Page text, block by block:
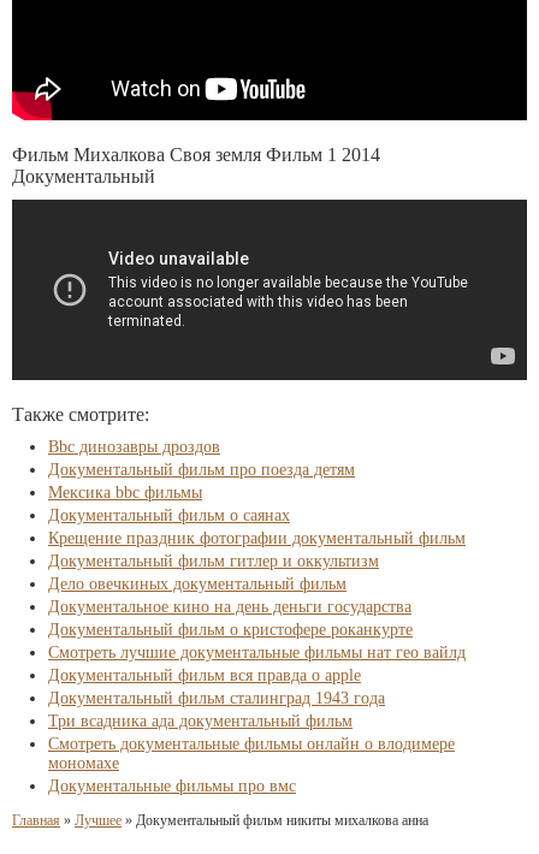
Фильм Михалкова Своя земля Фильм 1 2014
Документальный
Также смотрите:
Bbc динозавры дроздов
Документальный фильм про поезда детям
Мексика bbc фильмы
Документальный фильм о саянах
Крещение праздник фотографии документальный фильм
Документальный фильм гитлер и оккультизм
Дело овечкиных документальный фильм
Документальное кино на день деньги государства
Документальный фильм о кристофере роканкурте
Смотреть лучшие документальные фильмы нат гео вайлд
Документальный фильм вся правда о apple
Документальный фильм сталинград 1943 года
Три всадника ада документальный фильм
Смотреть документальные фильмы онлайн о влодимере
мономахе
Документальные фильмы про вмс
Главная » Лучшее » Документальный фильм никиты михалкова анна